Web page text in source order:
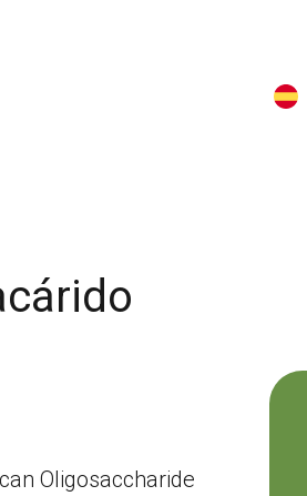
Oligosaccharide